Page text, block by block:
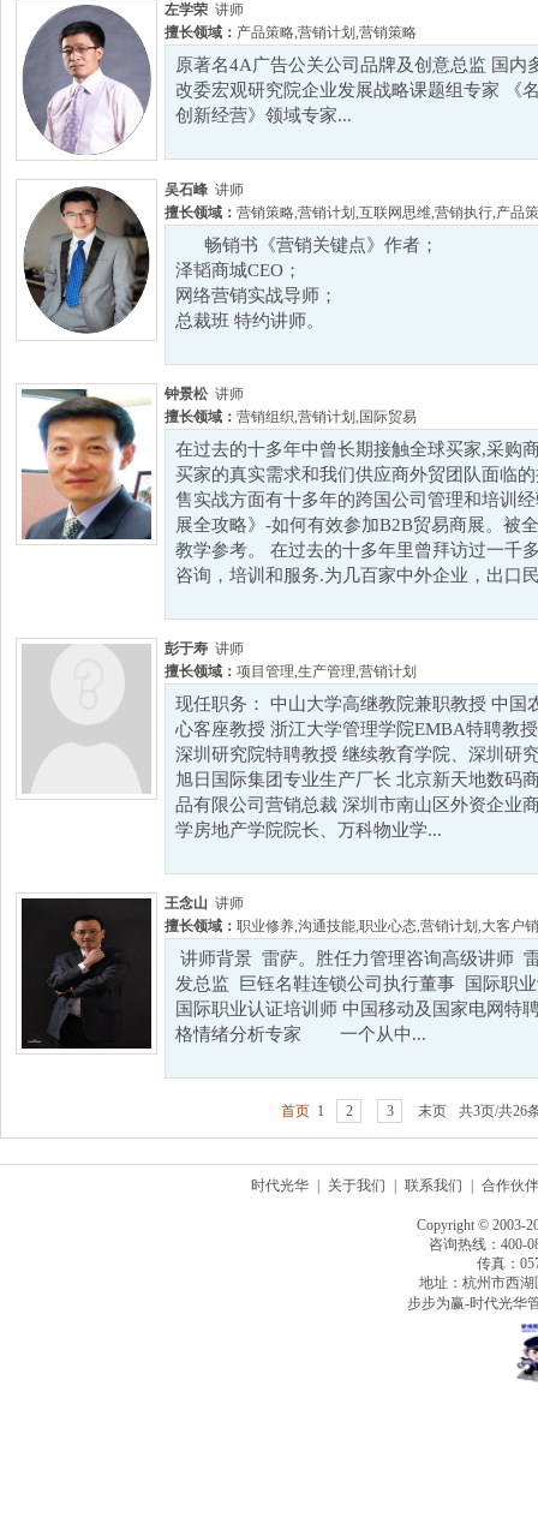
左学荣 讲师
擅长领域： 产品策略,营销计划 ,营销策略
原著名4A广告公关公司品牌及创意总监 国内
改委宏观研究院企业发展战略课题组专家 《
创新经营》领域专家...
吴石峰 讲师
擅长领域： 营销策略,营销计划 ,互联网思维,营销执行,产品
畅销书《营销关键点》作者；
泽韬商城CEO；
网络营销实战导师；
总裁班 特约讲师。
钟景松 讲师
擅长领域： 营销组织,营销计划 , 国际贸易
在过去的十多年中曾长期接触全球买家,采购
买家的真实需求和我们供应商外贸团队面临
售实战方面有十多年的跨国公司管理和培训
展全攻略》-如何有效参加B2B贸易商展。被
教学参考。 在过去的十多年里曾拜访过一千
咨询，培训和服务.为几百家中外企业，出口
彭于寿 讲师
擅长领域： 项目管理,生产管理,营销计划
现任职务： 中山大学高继教院兼职教授 中国
心客座教授 浙江大学管理学院EMBA特聘教
深圳研究院特聘教授 继续教育学院、深圳研
旭日国际集团专业生产厂长 北京新天地数码
品有限公司营销总裁 深圳市南山区外资企业
学房地产学院院长、万科物业学...
王念山 讲师
擅长领域： 职业修养,沟通技能,职业心态,营销计划 ,大客户
讲师背景 雷萨。胜任力管理咨询高级讲师
发总监 巨钰名鞋连锁公司执行董事 国际职
国际职业认证培训师 中国移动及国家电网特
格情绪分析专家 一个从中...
首页 1 2 3 末页 共3页/共26
时代光华 关于我们 联系我们 合作伙伴
Copyright © 2003-
咨询热线：400-
传真：
地址：杭州市西
步步为赢-时代光华